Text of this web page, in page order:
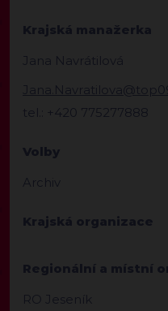
Krajská manažerka
Jana Navrátilová
tel.: +420 775277888
Volby
Archiv
Krajská organizace
Regionální a místní
RO Jeseník